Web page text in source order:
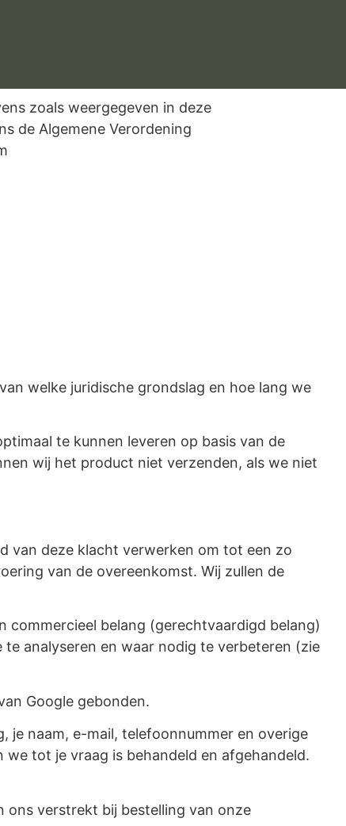
zoals weergegeven in deze
de Algemene Verordening
welke juridische grondslag en hoe lang we
te kunnen leveren op basis van de
wij het product niet verzenden, als we niet
van deze klacht verwerken om tot een zo
van de overeenkomst. Wij zullen de
commercieel belang (gerechtvaardigd belang)
analyseren en waar nodig te verbeteren (zie
Google gebonden.
je naam, e-mail, telefoonnummer en overige
tot je vraag is behandeld en afgehandeld.
ons verstrekt bij bestelling van onze